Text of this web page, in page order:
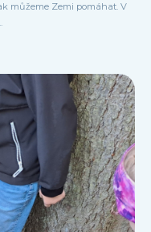
můžeme Zemi pomáhat. V